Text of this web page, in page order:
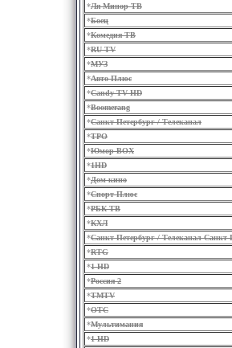
*Ля-Минор ТВ
*Боец
*Комедия ТВ
*RU TV
*МУЗ
*Авто Плюс
*Candy TV HD
*Boomerang
*Санкт-Петербург / Телеканал
*ТРО
*Юмор BOX
*1HD
*Дом кино
*Спорт Плюс
*РБК ТВ
*КХЛ
*Санкт-Петербург / Телеканал Санкт-
*RTG
*1 HD
*Россия 2
*TMTV
*ОТС
*Мультимания
*1 HD